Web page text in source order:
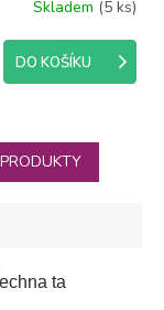
Skladem (5 ks)
DO KOŠÍKU
ta